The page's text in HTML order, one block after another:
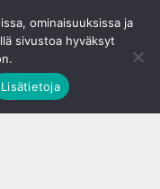
ominaisuuksissa ja
sivustoa hyväksyt
Lisätietoja